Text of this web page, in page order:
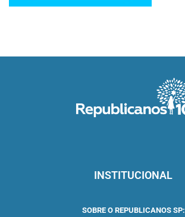
INSTITUCIONAL
SOBRE O REPUBLICANOS SP: